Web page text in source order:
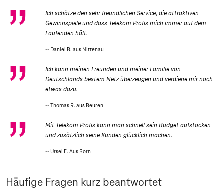
Ich schätze den sehr freundlichen Service, die attraktiven
Gewinnspiele und dass Telekom Profis mich immer auf dem
Laufenden hält.
Daniel B. aus Nittenau
Ich kann meinen Freunden und meiner Familie von
Deutschlands bestem Netz überzeugen und verdiene mir noch
etwas dazu.
Thomas R. aus Beuren
Mit Telekom Profis kann man schnell sein Budget aufstocken
und zusätzlich seine Kunden glücklich machen.
Ursel E. Aus Born
Häufige Fragen kurz beantwortet